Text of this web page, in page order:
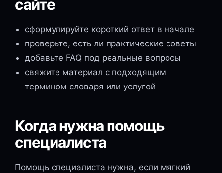
сайте
сформулируйте короткий ответ в начале
проверьте, есть ли практические советы
добавьте FAQ под реальные вопросы
свяжите материал с подходящим
термином словаря или услугой
Когда нужна помощь
специалиста
Помощь специалиста нужна, если мягкий